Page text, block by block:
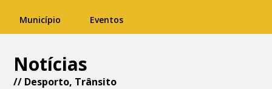
Município Eventos
Notícias
// Desporto, Trânsito